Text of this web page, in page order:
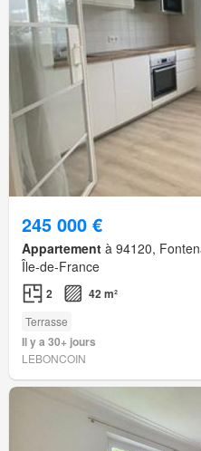
245 000 €
Appartement à 94120,
Île-de-France
2 42 m²
Terrasse
Il y a 30+ jours
LEBONCOIN